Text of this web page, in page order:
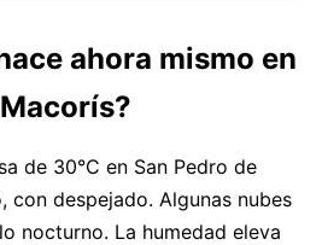
ahora mismo en
de 30°C en San Pedro de
con despejado. Algunas nubes
nocturno. La humedad eleva